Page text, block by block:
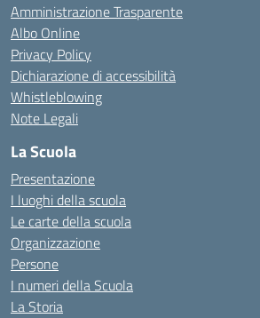
Amministrazione Trasparente
Albo Online
Privacy Policy
Dichiarazione di accessibilità
Whistleblowing
Note Legali
La Scuola
Presentazione
I luoghi della scuola
Le carte della scuola
Organizzazione
Persone
I numeri della Scuola
La Storia